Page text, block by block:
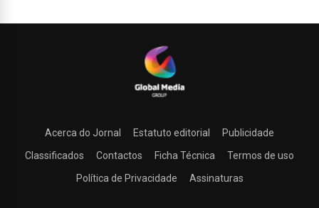
Acerca do Jornal Estatuto editorial
Publicidade
Classificados
Contactos Ficha Técnica
Termos de uso
Política de Privacidade
Assinaturas